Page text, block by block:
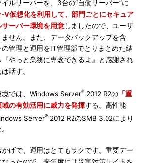
ルサーバーを、3台の“自働サーバー”に
V仮想化を利用して、部門ごとにセキュア
ーバー環境を用意しましたので、ユーザ
せん。また、データバックアップを含
管理と運用をIT管理部でとりまとめた結
やっと業務に専念できるよ』と感謝され
話す。
では、Windows Server® 2012 R2の 「重
の有効活用に威力を発揮する。高性能
Server® 2012 R2のSMB 3.02により
げで、運用はとてもラクです。重要デー